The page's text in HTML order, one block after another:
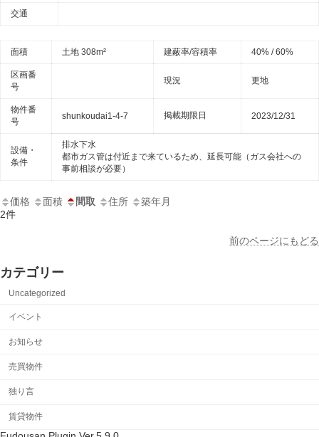
交通
面積 土地 308m² 建蔽率/容積率 40% / 60%
区画番
号
現況 更地
物件番
号
shunkoudai1-4-7 掲載期限日 2023/12/31
設備・
条件
排水下水
都市ガス管は付近まで来ているため、延長可能（ガス会社への
事前相談が必要）
価格 面積 間取 住所
築年月
2件
前のページにもどる
カテゴリー
Uncategorized
イベント
お知らせ
売買物件
独り言
賃貸物件